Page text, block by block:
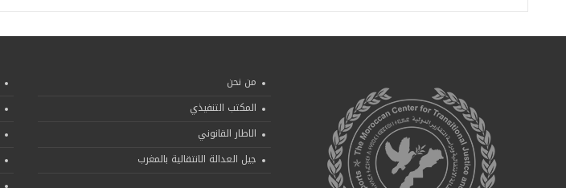
من نحن
المكتب التنفيذي
الاطار القانوني
جيل العدالة الانتقالية بالمغرب